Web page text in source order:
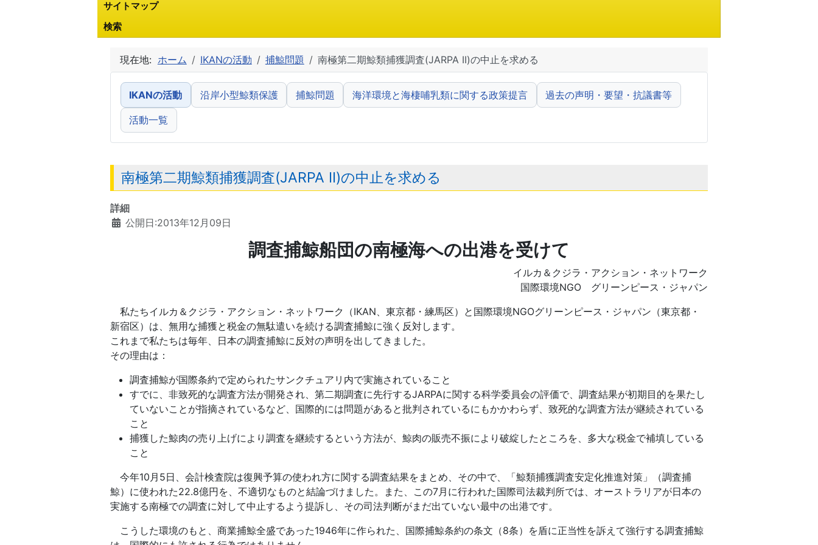
サイトマップ
検索
現在地: ホーム IKANの活動 捕鯨問題 南極第二期鯨類捕獲調査(JARPA II)の中止を求める
IKANの活動 沿岸小型鯨類保護 捕鯨問題 海洋環境と海棲哺乳類に関する政策提言 過去の声明・要望・抗議書等
活動一覧
南極第二期鯨類捕獲調査(JARPA II)の中止を求める
詳細
公開日:2013年12月09日
調査捕鯨船団の南極海への出港を受けて
イルカ＆クジラ・アクション・ネットワーク
国際環境NGO グリーンピース・ジャパン
私たちイルカ＆クジラ・アクション・ネットワーク（IKAN、東京都・練馬区）と国際環境NGOグリーンピース・ジャパン（東京都・
新宿区）は、無用な捕獲と税金の無駄遣いを続ける調査捕鯨に強く反対します。
これまで私たちは毎年、日本の調査捕鯨に反対の声明を出してきました。
その理由は：
調査捕鯨が国際条約で定められたサンクチュアリ内で実施されていること
すでに、非致死的な調査方法が開発され、第二期調査に先行するJARPAに関する科学委員会の評価で、調査結果が初期目的を果たし
ていないことが指摘されているなど、国際的には問題があると批判されているにもかかわらず、致死的な調査方法が継続されている
こと
捕獲した鯨肉の売り上げにより調査を継続するという方法が、鯨肉の販売不振により破綻したところを、多大な税金で補填している
こと
今年10月5日、会計検査院は復興予算の使われ方に関する調査結果をまとめ、その中で、「鯨類捕獲調査安定化推進対策」（調査捕
鯨）に使われた22.8億円を、不適切なものと結論づけました。また、この7月に行われた国際司法裁判所では、オーストラリアが日本の
実施する南極での調査に対して中止するよう提訴し、その司法判断がまだ出ていない最中の出港です。
こうした環境のもと、商業捕鯨全盛であった1946年に作られた、国際捕鯨条約の条文（8条）を盾に正当性を訴えて強行する調査捕鯨